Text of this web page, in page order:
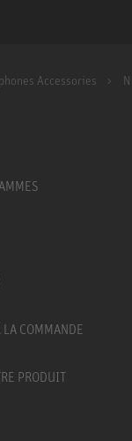
Accessories
COMMANDE
PRODUIT